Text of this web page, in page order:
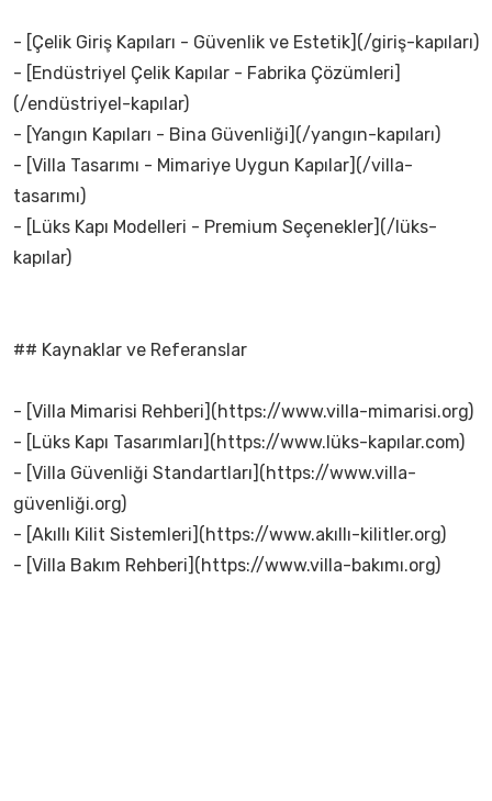
- [Çelik Giriş Kapıları - Güvenlik ve Estetik](/giriş-kapıları)
- [Endüstriyel Çelik Kapılar - Fabrika Çözümleri]
(/endüstriyel-kapılar)
- [Yangın Kapıları - Bina Güvenliği](/yangın-kapıları)
- [Villa Tasarımı - Mimariye Uygun Kapılar](/villa-
tasarımı)
- [Lüks Kapı Modelleri - Premium Seçenekler](/lüks-
kapılar)
## Kaynaklar ve Referanslar
- [Villa Mimarisi Rehberi](https://www.villa-mimarisi.org)
- [Lüks Kapı Tasarımları](https://www.lüks-kapılar.com)
- [Villa Güvenliği Standartları](https://www.villa-
güvenliği.org)
- [Akıllı Kilit Sistemleri](https://www.akıllı-kilitler.org)
- [Villa Bakım Rehberi](https://www.villa-bakımı.org)